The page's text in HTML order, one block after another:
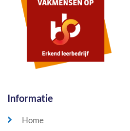
Informatie
Home